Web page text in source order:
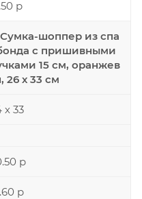
р
Сумка-шоппер из спа
с пришивными
15 см, оранжев
26 х 33 см
х 33
р
р